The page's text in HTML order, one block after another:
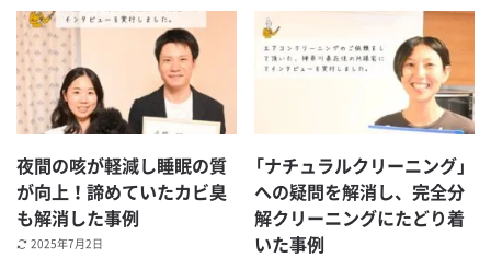
夜間の咳が軽減し睡眠の質
が向上！諦めていたカビ臭
も解消した事例
2025年7月2日
「ナチュラルクリーニング」
への疑問を解消し、完全分
解クリーニングにたどり着
いた事例